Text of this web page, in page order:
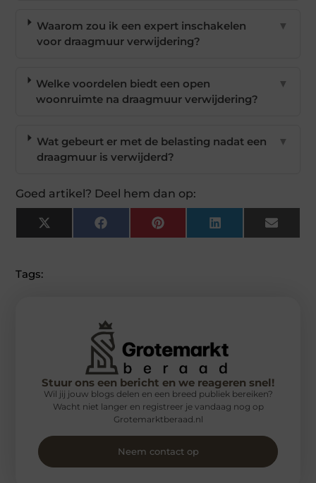
Waarom zou ik een expert inschakelen
voor draagmuur verwijdering?
▼
Welke voordelen biedt een open
woonruimte na draagmuur verwijdering?
▼
Wat gebeurt er met de belasting nadat een
draagmuur is verwijderd?
▼
Goed artikel? Deel hem dan op:
X
(Twitter)
FacebookPinterest LinkedIn Email
Tags:
Stuur ons een bericht en we reageren snel!
Wil jij jouw blogs delen en een breed publiek bereiken?
Wacht niet langer en registreer je vandaag nog op
Grotemarktberaad.nl
Neem contact op